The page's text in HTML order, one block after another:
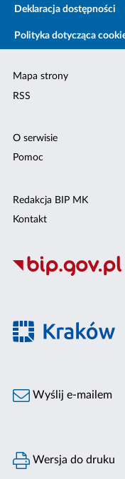
Deklaracja dostępności
Polityka dotycząca
Mapa strony
RSS
O serwisie
Pomoc
Redakcja BIP MK
Kontakt
Wyślij e-mailem
Wersja do druku